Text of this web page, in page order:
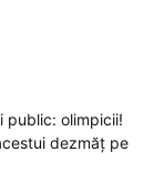
public: olimpicii!
dezmăț pe